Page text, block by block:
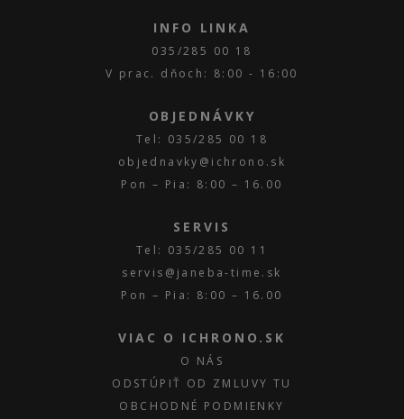
INFO LINKA
035/285 00 18
V prac. dňoch: 8:00 - 16:00
OBJEDNÁVKY
Tel: 035/285 00 18
objednavky@ichrono.sk
Pon – Pia: 8:00 – 16.00
SERVIS
Tel: 035/285 00 11
servis@janeba-time.sk
Pon – Pia: 8:00 – 16.00
VIAC O ICHRONO.SK
O NÁS
ODSTÚPIŤ OD ZMLUVY TU
OBCHODNÉ PODMIENKY